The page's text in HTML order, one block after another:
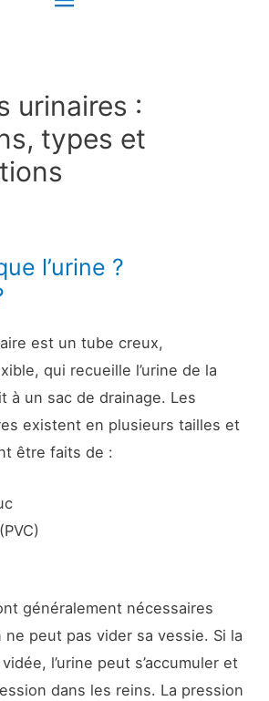
urinaires :
types et
l’urine ?
est un tube creux,
qui recueille l’urine de la
à un sac de drainage. Les
existent en plusieurs tailles et
être faits de :
généralement nécessaires
ne peut pas vider sa vessie. Si la
l’urine peut s’accumuler et
dans les reins. La pression